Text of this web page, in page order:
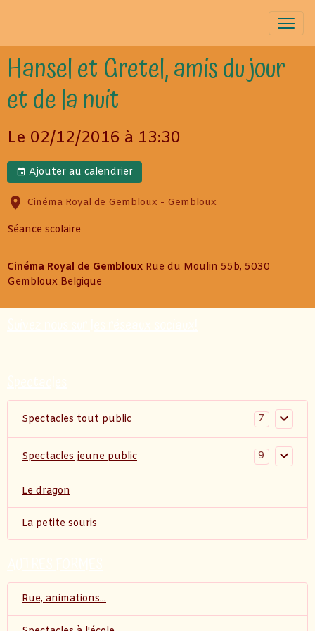
Hansel et Gretel, amis du jour
et de la nuit
Le 02/12/2016 à 13:30
Ajouter au calendrier
Cinéma Royal de Gembloux - Gembloux
Séance scolaire
Cinéma Royal de Gembloux Rue du Moulin 55b, 5030
Gembloux Belgique
Spectacles tout public 7
Spectacles jeune public 9
Le dragon
La petite souris
Rue, animations...